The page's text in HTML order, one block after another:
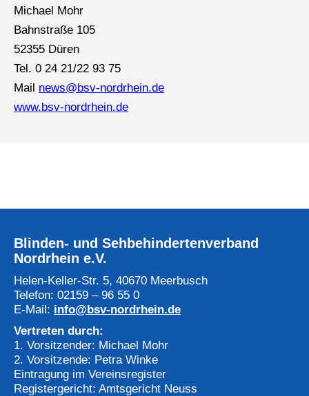
Michael Mohr
Bahnstraße 105
52355 Düren
Tel. 0 24 21/22 93 75
Mail news@bsv-nordrhein.de
www.bsv-nordrhein.de
Blinden- und Sehbehindertenverband
Nordrhein e.V.
Helen-Keller-Str. 5, 40670 Meerbusch
Telefon: 02159 – 96 55 0
E-Mail: info@bsv-nordrhein.de
Vertreten durch:
1. Vorsitzender: Michael Mohr
2. Vorsitzende: Petra Winke
Eintragung im Vereinsregister
Registergericht: Amtsgericht Neuss